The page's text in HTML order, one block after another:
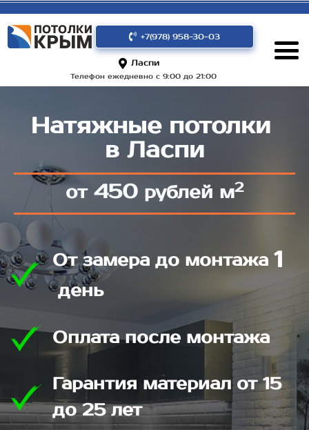
+7(978) 958-30-03
Ласпи
Телефон ежедневно с 9:00 до 21:00
Натяжные потолки
в Ласпи
от 450 рублей м2
От замера до монтажа 1
день
Оплата после монтажа
Гарантия материал от 15
до 25 лет